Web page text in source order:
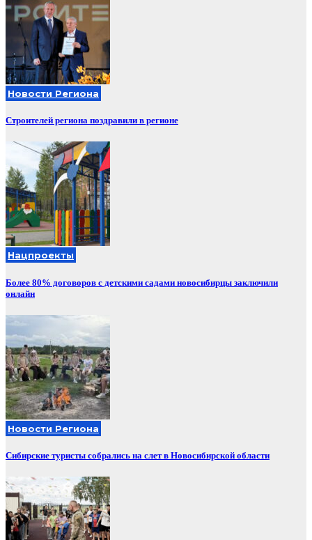
Новости Региона
Строителей региона поздравили в регионе
Нацпроекты
Более 80% договоров с детскими садами новосибирцы заключили
онлайн
Новости Региона
Сибирские туристы собрались на слет в Новосибирской области